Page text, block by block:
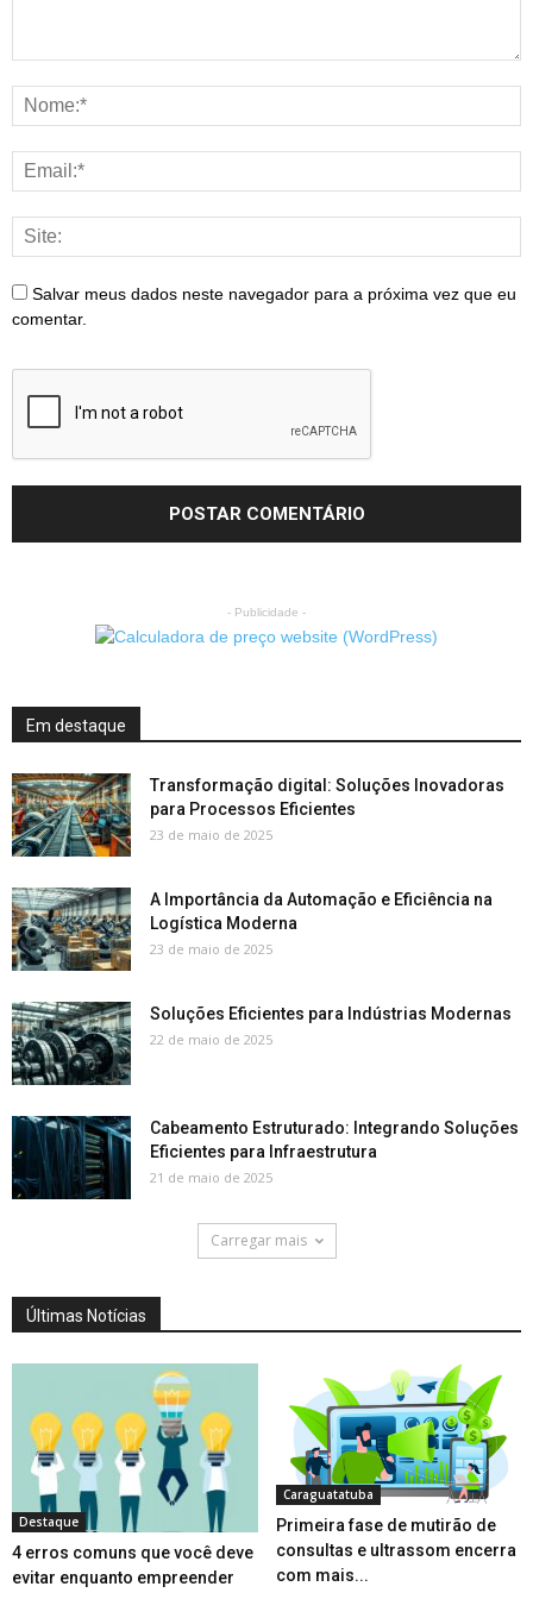
Salvar meus dados neste navegador para a próxima vez que eu
comentar.
- Publicidade -
Em destaque
Transformação digital: Soluções Inovadoras
para Processos Eficientes
23 de maio de 2025
A Importância da Automação e Eficiência na
Logística Moderna
23 de maio de 2025
Soluções Eficientes para Indústrias Modernas
22 de maio de 2025
Cabeamento Estruturado: Integrando Soluções
Eficientes para Infraestrutura
21 de maio de 2025
Carregar mais
Últimas Notícias
Destaque
4 erros comuns que você deve
evitar enquanto empreender
Caraguatatuba
Primeira fase de mutirão de
consultas e ultrassom encerra
com mais...